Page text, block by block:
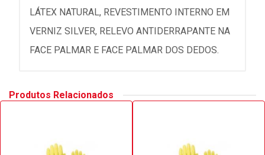
LÁTEX NATURAL, REVESTIMENTO INTERNO EM
VERNIZ SILVER, RELEVO ANTIDERRAPANTE NA
FACE PALMAR E FACE PALMAR DOS DEDOS.
Produtos Relacionados